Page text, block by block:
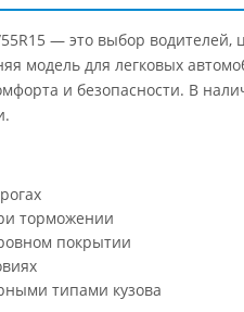
— это выбор водителей,
модель для легковых
и безопасности. В
торможении
покрытии
типами кузова